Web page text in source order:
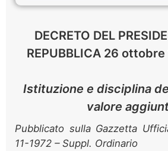
DECRETO DEL
REPUBBLICA 26
Istituzione e disciplina
valore
Pubblicato sulla Gazzetta
11-1972 – Suppl. Ordinario